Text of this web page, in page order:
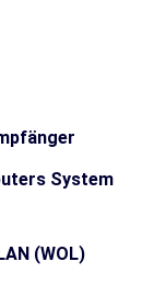
System
(WOL)